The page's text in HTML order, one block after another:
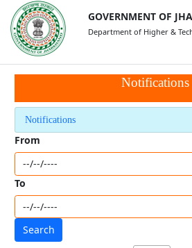
GOVERNMENT OF
Department of Higher &
Notifications
Notifications
From
To